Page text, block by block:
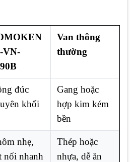
VN-
Van thông
thường
đúc
khối
Gang hoặc
hợp kim kém
bền
nhẹ,
nối nhanh
Thép hoặc
nhựa, dễ ăn